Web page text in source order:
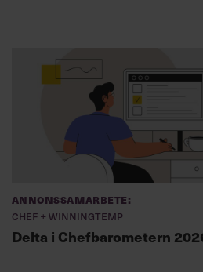
Annonssamarbete:
Chef + Winningtemp
Delta i Chefbarometern